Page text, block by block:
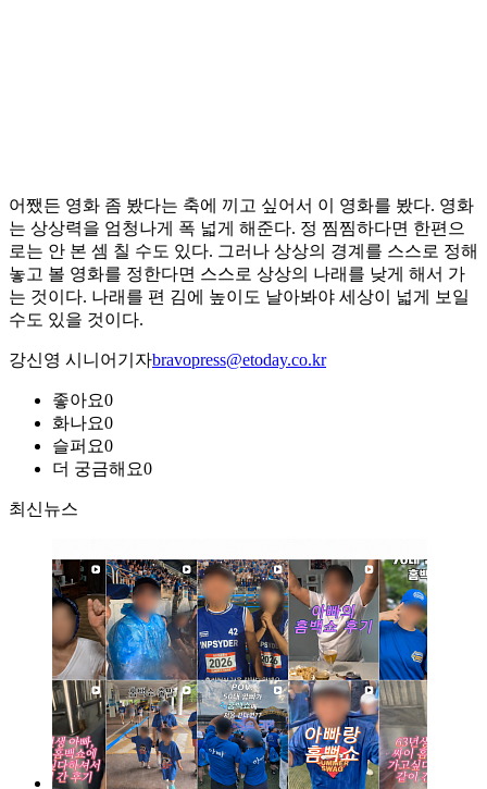
어쨌든 영화 좀 봤다는 축에 끼고 싶어서 이 영화를 봤다. 영화
는 상상력을 엄청나게 폭 넓게 해준다. 정 찜찜하다면 한편으
로는 안 본 셈 칠 수도 있다. 그러나 상상의 경계를 스스로 정해
놓고 볼 영화를 정한다면 스스로 상상의 나래를 낮게 해서 가
는 것이다. 나래를 편 김에 높이도 날아봐야 세상이 넓게 보일
수도 있을 것이다.
강신영 시니어기자bravopress@etoday.co.kr
좋아요0
화나요0
슬퍼요0
더 궁금해요0
최신뉴스